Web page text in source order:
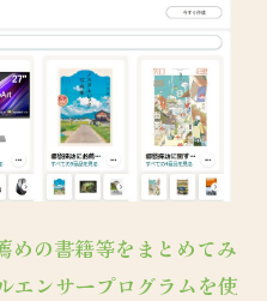
めの書籍等をまとめてみ
エンサープログラムを使